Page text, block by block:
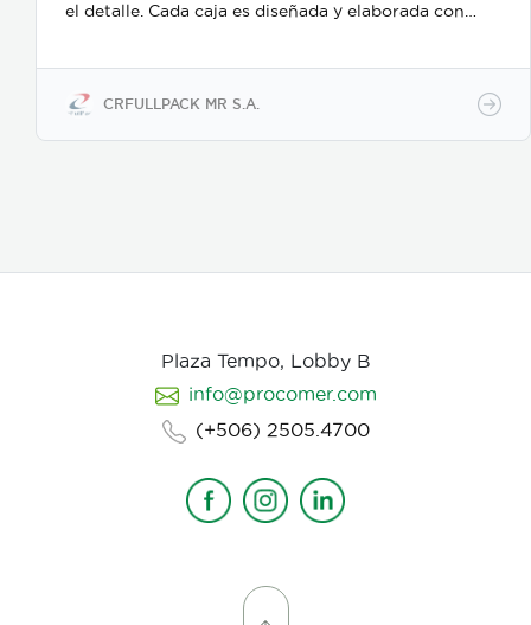
el detalle. Cada caja es diseñada y elaborada con
compromiso con la excelencia.
CRFULLPACK MR S.A.
Plaza Tempo, Lobby B
info@procomer.com
(+506) 2505.4700